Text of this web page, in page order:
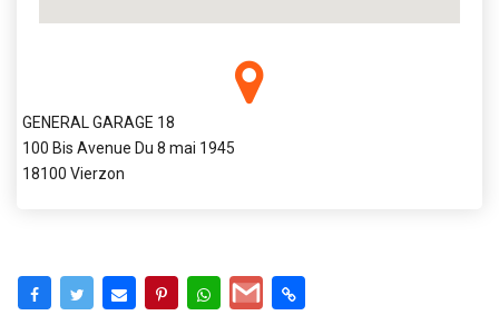
GENERAL GARAGE 18
100 Bis Avenue Du 8 mai 1945
18100 Vierzon